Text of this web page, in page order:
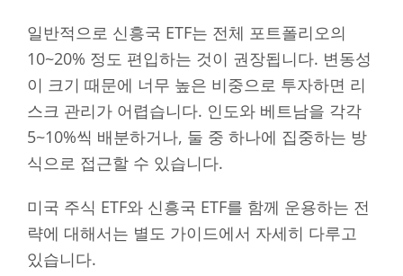
일반적으로 신흥국 ETF는 전체 포트폴리오의
10~20% 정도 편입하는 것이 권장됩니다. 변동성
이 크기 때문에 너무 높은 비중으로 투자하면 리
스크 관리가 어렵습니다. 인도와 베트남을 각각
5~10%씩 배분하거나, 둘 중 하나에 집중하는 방
식으로 접근할 수 있습니다.
미국 주식 ETF와 신흥국 ETF를 함께 운용하는 전
략에 대해서는 별도 가이드에서 자세히 다루고
있습니다.